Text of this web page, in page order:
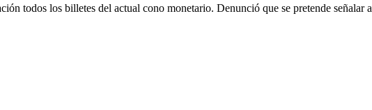
todos los billetes del actual cono monetario. Denunció que se pretende señalar